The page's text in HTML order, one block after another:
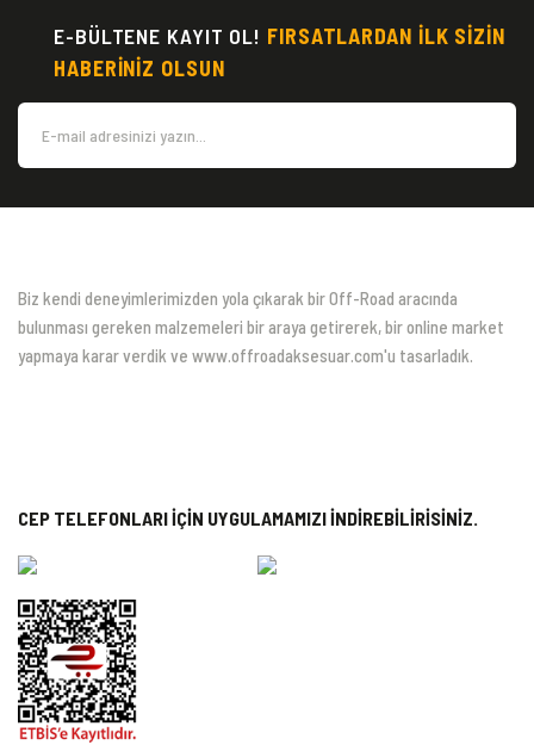
E-BÜLTENE KAYIT OL! FIRSATLARDAN İLK SİZİN
HABERİNİZ OLSUN
Biz kendi deneyimlerimizden yola çıkarak bir Off-Road aracında
bulunması gereken malzemeleri bir araya getirerek, bir online market
yapmaya karar verdik ve www.offroadaksesuar.com'u tasarladık.
CEP TELEFONLARI İÇİN UYGULAMAMIZI İNDİREBİLİRİSİNİZ.